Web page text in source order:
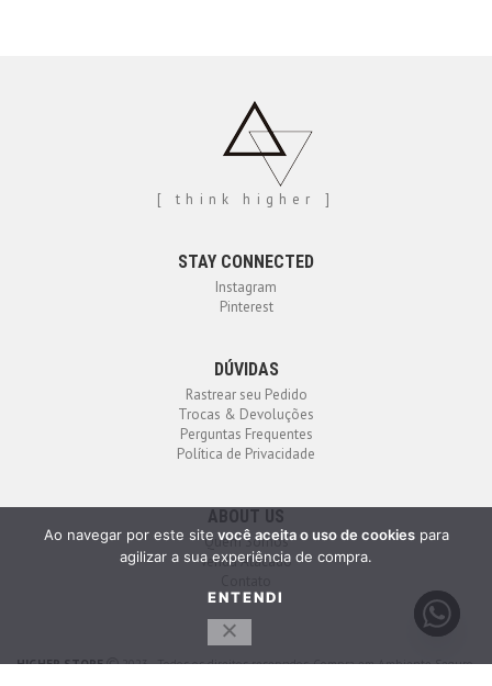
[ think higher ]
STAY CONNECTED
Instagram
Pinterest
DÚVIDAS
Rastrear seu Pedido
Trocas & Devoluções
Perguntas Frequentes
Política de Privacidade
ABOUT US
Quem Somos
Venda Atacado
HIGHER STORE 2023 - Todos os direitos reservados. Compra em Ambiente Seguro.
Ao navegar por este site você aceita o uso de cookiespara
agilizar a sua experiência de compra.
ENTENDI